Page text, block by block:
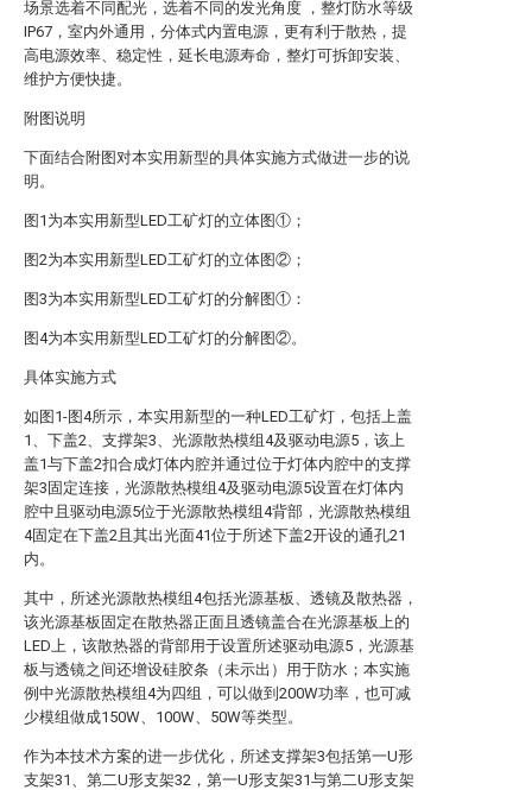
场景选着不同配光，选着不同的发光角度 ，整灯防水等级
IP67，室内外通用，分体式内置电源，更有利于散热，提
高电源效率、稳定性，延长电源寿命，整灯可拆卸安装、
维护方便快捷。
附图说明
下面结合附图对本实用新型的具体实施方式做进一步的说
明。
图1为本实用新型LED工矿灯的立体图①；
图2为本实用新型LED工矿灯的立体图②；
图3为本实用新型LED工矿灯的分解图①：
图4为本实用新型LED工矿灯的分解图②。
具体实施方式
如图1-图4所示，本实用新型的一种LED工矿灯，包括上盖
1、下盖2、支撑架3、光源散热模组4及驱动电源5，该上
盖1与下盖2扣合成灯体内腔并通过位于灯体内腔中的支撑
架3固定连接，光源散热模组4及驱动电源5设置在灯体内
腔中且驱动电源5位于光源散热模组4背部，光源散热模组
4固定在下盖2且其出光面41位于所述下盖2开设的通孔21
内。
其中，所述光源散热模组4包括光源基板、透镜及散热器，
该光源基板固定在散热器正面且透镜盖合在光源基板上的
LED上，该散热器的背部用于设置所述驱动电源5，光源基
板与透镜之间还增设硅胶条（未示出）用于防水；本实施
例中光源散热模组4为四组，可以做到200W功率，也可减
少模组做成150W、100W、50W等类型。
作为本技术方案的进一步优化，所述支撑架3包括第一U形
支架31、第二U形支架32，第一U形支架31与第二U形支架